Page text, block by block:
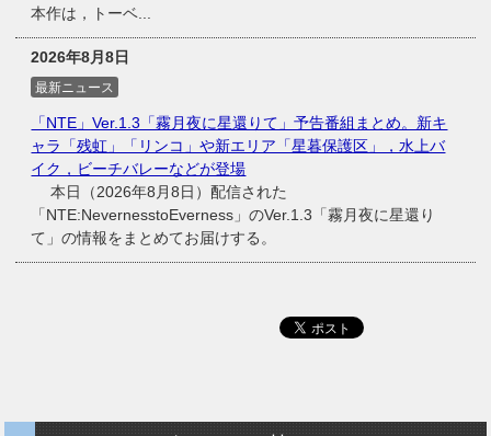
本作は，トーベ...
2026年8月8日
最新ニュース
「NTE」Ver.1.3「霧月夜に星還りて」予告番組まとめ。新キ
ャラ「残虹」「リンコ」や新エリア「星暮保護区」，水上バ
イク，ビーチバレーなどが登場
本日（2026年8月8日）配信された
「NTE:NevernesstoEverness」のVer.1.3「霧月夜に星還り
て」の情報をまとめてお届けする。